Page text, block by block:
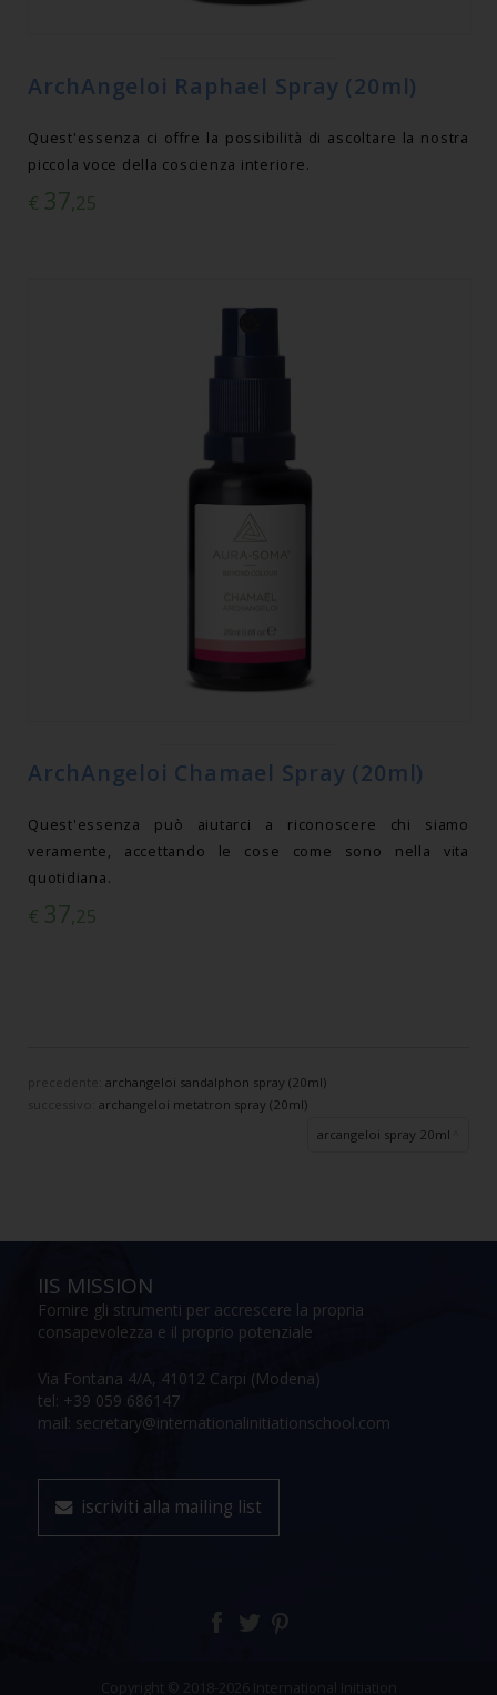
ArchAngeloi Raphael Spray (20ml)
Quest'essenza ci offre la possibilità di ascoltare la nostra
piccola voce della coscienza interiore.
€ 37,25
ArchAngeloi Chamael Spray (20ml)
Quest'essenza può aiutarci a riconoscere chi siamo
veramente, accettando le cose come sono nella vita
quotidiana.
€ 37,25
precedente: archangeloi sandalphon spray (20ml)
archangeloi metatron spray (20ml)
arcangeloi spray 20ml
IIS MISSION
Fornire gli strumenti per accrescere la propria
consapevolezza e il proprio potenziale
Via Fontana 4/A, 41012 Carpi (Modena)
tel: +39 059 686147
mail: secretary@internationalinitiationschool.com
iscriviti alla mailing list
Copyright © 2018-2026 International Initiation